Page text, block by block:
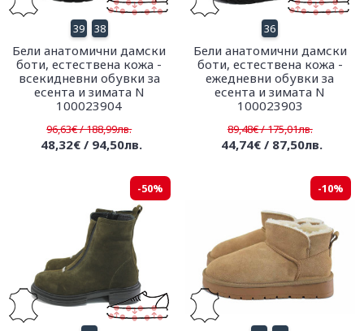
39 38
Бели анатомични дамски
боти, естествена кожа -
всекидневни обувки за
есента и зимата N
100023904
96,63€ / 188,99лв.
48,32€ / 94,50лв.
36
Бели анатомични дамски
боти, естествена кожа -
ежедневни обувки за
есента и зимата N
100023903
89,48€ / 175,01лв.
44,74€ / 87,50лв.
-50% -10%